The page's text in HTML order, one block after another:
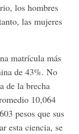
los hombres
las mujeres
matrícula más
de 43%. No
de la brecha
10,064
pesos que sus
esta ciencia, se